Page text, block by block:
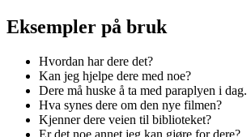
Eksempler på bruk
Hvordan har dere det?
Kan jeg hjelpe dere med noe?
Dere må huske å ta med paraplyen i dag.
Hva synes dere om den nye filmen?
Kjenner dere veien til biblioteket?
Er det noe annet jeg kan gjøre for dere?